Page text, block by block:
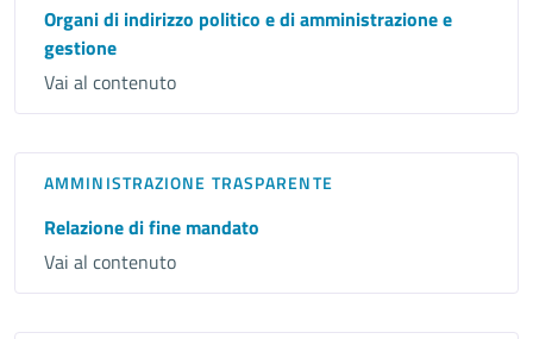
Organi di indirizzo politico e di amministrazione e
gestione
Vai al contenuto
AMMINISTRAZIONE TRASPARENTE
Relazione di fine mandato
Vai al contenuto